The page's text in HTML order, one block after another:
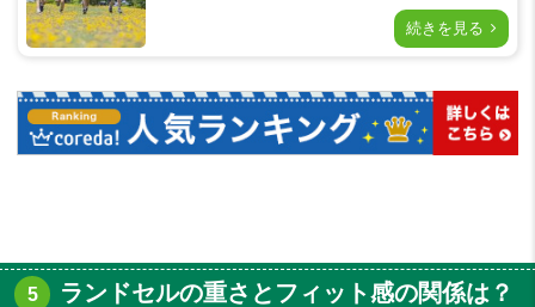
続きを見る
ランドセルの重さとフィット感の関係は？